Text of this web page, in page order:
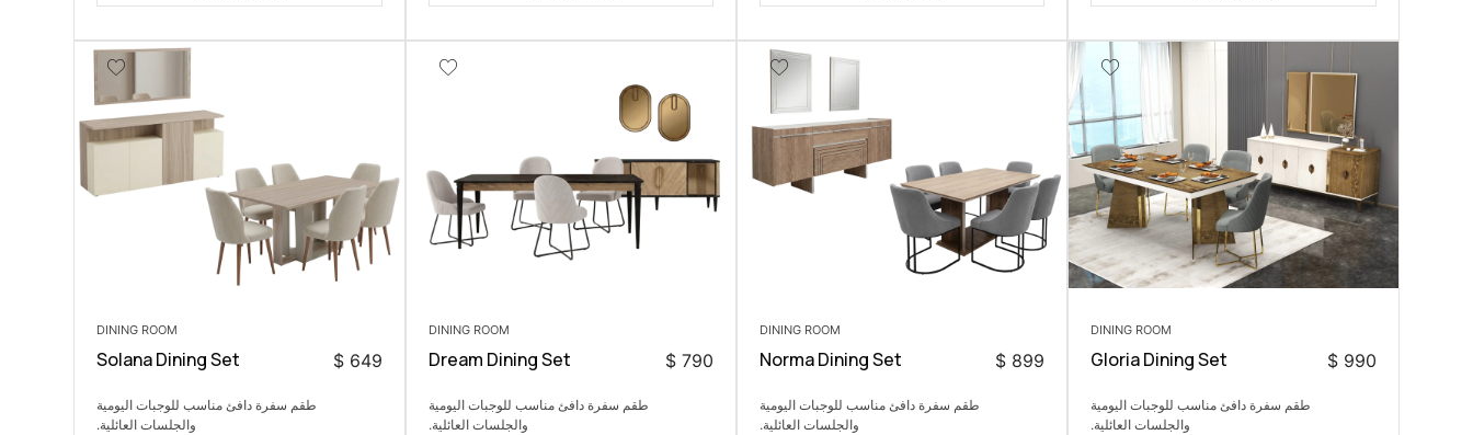
DINING ROOM
Gloria Dining Set 990
$
طقم سفرة دافئ مناسب للوجبات اليومية
والجلسات العائلية.
DINING ROOM
Norma Dining Set 899
$
طقم سفرة دافئ مناسب للوجبات اليومية
والجلسات العائلية.
DINING ROOM
Dream Dining Set 790
$
طقم سفرة دافئ مناسب للوجبات اليومية
والجلسات العائلية.
DINING ROOM
Solana Dining Set 649
$
طقم سفرة دافئ مناسب للوجبات اليومية
والجلسات العائلية.